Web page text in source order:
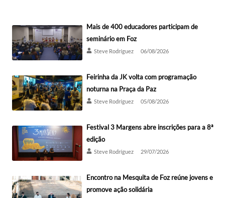
Mais de 400 educadores participam de
seminário em Foz
Steve Rodríguez 06/08/2026
Feirinha da JK volta com programação
noturna na Praça da Paz
Steve Rodríguez 05/08/2026
Festival 3 Margens abre inscrições para a 8ª
edição
Steve Rodríguez 29/07/2026
Encontro na Mesquita de Foz reúne jovens e
promove ação solidária